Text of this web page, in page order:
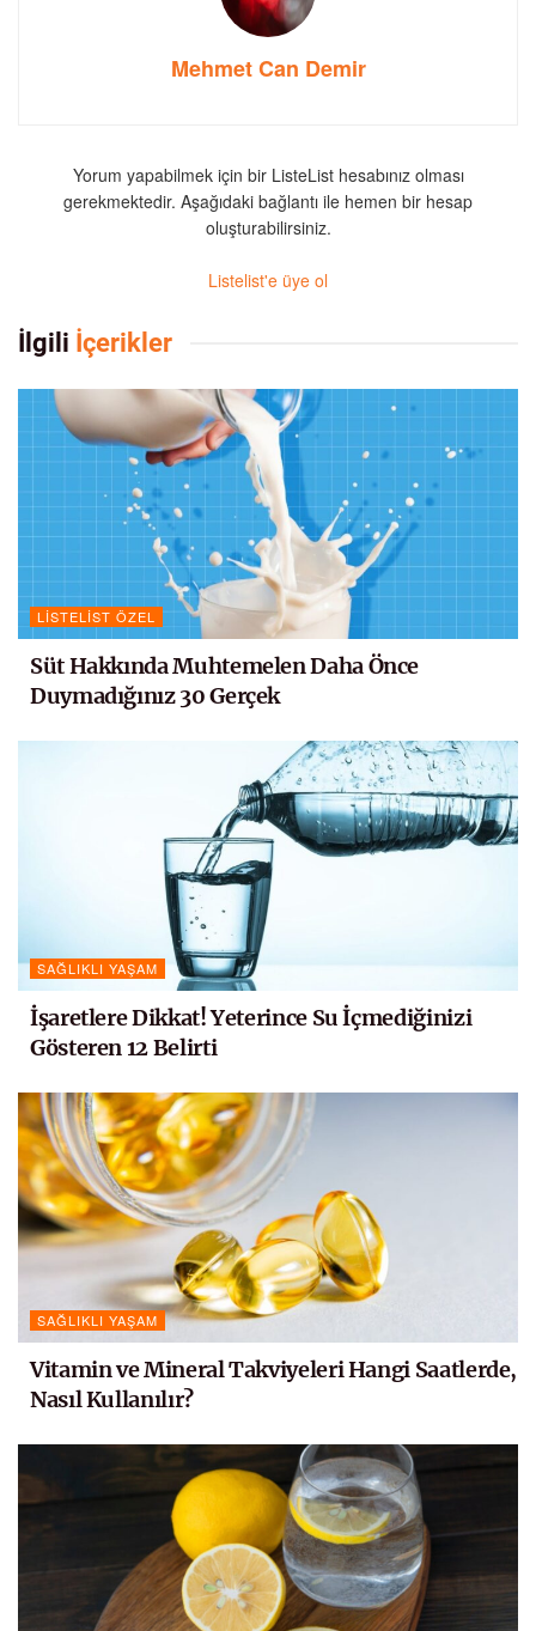
Mehmet Can Demir
Yorum yapabilmek için bir ListeList hesabınız olması
gerekmektedir. Aşağıdaki bağlantı ile hemen bir hesap
oluşturabilirsiniz.
Listelist'e üye ol
İlgili İçerikler
LISTELIST ÖZEL
Süt Hakkında Muhtemelen Daha Önce
Duymadığınız 30 Gerçek
SAĞLIKLI YAŞAM
İşaretlere Dikkat! Yeterince Su İçmediğinizi
Gösteren 12 Belirti
SAĞLIKLI YAŞAM
Vitamin ve Mineral Takviyeleri Hangi Saatlerde,
Nasıl Kullanılır?